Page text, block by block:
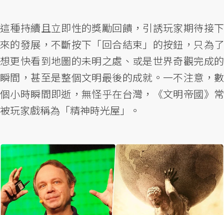
這種持續且立即性的獎勵回饋，引誘玩家期待接下
來的發展，不斷按下「回合結束」的按鈕，只為了
想更快看到地圖的未明之處、或是世界奇觀完成的
瞬間，甚至是整個文明最後的成就。一不注意，數
個小時瞬間即逝，無怪乎在台灣，《文明帝國》常
被玩家戲稱為「精神時光屋」。